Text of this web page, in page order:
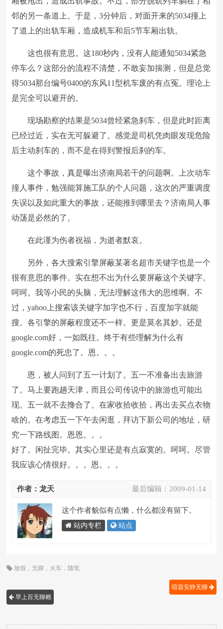
邻的另一条道上。于是，3分钟后，对面开来的5034撞上
了道上的出轨车厢，造成机车和后5节车厢出轨。
这也很有意思。这180秒内，没有人能通知5034紧急
停车么？这部分的流程不清楚，不敢妄加揣测，但是总觉
得5034那台编号0400的东风11型机车废的有点冤。理论上
是完全可以避开的。
现场勘察的结果是5034曾经紧急刹车，但是此时距离
已经过近，实在无可躲避了。感觉是司机凭肉眼发现危险
后主动刹车的，而不是在得到警报后刹的车。
这个事故，真是曝出济南局若干的问题啊。上次动车
撞人事件，勉强能算施工队的个人问题，这次的严重调度
失误以及如此重大的事故，还能推到哪里去？济南局人事
动荡是必然的了。
在此谨为伤者祝福，为逝者默哀。
另外，各大搜索引擎屏蔽某著名超市关键字也是一个
很有意思的事件。实在想不出为什么要屏蔽这个关键字。
呵呵。我等小民的头脑，无法理解这伟大的思维啊。不
过，yahoo上搜索该关键字加字也不行，百度加字就能
搜。各引擎的屏蔽程度还不一样。更是莫名其妙。还是
google.com好，一如既往。终于有些理解为什么有
google.com的死忠了。恩。。。
恩，被人问到了五一计划了。五一不准备出去旅游
了。马上要跑趟天津，而且公司传说中的旅游也可能出
现。五一就不去搀合了。在家收拾收拾，再出去买点衣物
啥的。在考虑五一下午去闲逛，拜访下新公司的地址，研
究一下路线图。恩恩。。。
好了。闲扯完毕。其实心里还是有点寂寞的。呵呵。尽管
我应该心情很好。。。恩。。。
最后编辑： 2009-01-14
作者：龙天
这个作者貌似有点懒，什么都没有留下。
站内专栏 站点
放假 ，无聊 ， 火车 ， 随笔
早上百无聊赖
喧嚣安静无聊